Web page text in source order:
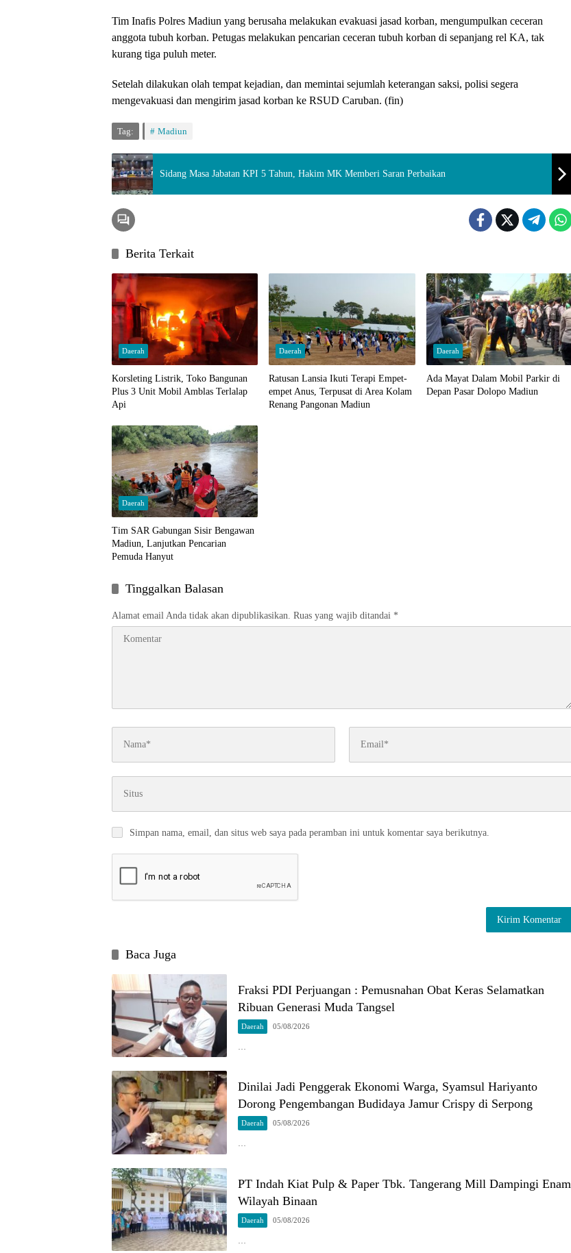
Tim Inafis Polres Madiun yang berusaha melakukan evakuasi jasad korban, mengumpulkan ceceran
anggota tubuh korban. Petugas melakukan pencarian ceceran tubuh korban di sepanjang rel KA, tak
kurang tiga puluh meter.
Setelah dilakukan olah tempat kejadian, dan memintai sejumlah keterangan saksi, polisi segera
mengevakuasi dan mengirim jasad korban ke RSUD Caruban. (fin)
Tag: Madiun
Sidang Masa Jabatan KPI 5 Tahun, Hakim MK Memberi Saran Perbaikan
Berita Terkait
Daerah
Korsleting Listrik, Toko Bangunan
Plus 3 Unit Mobil Amblas Terlalap
Api
Daerah
Ratusan Lansia Ikuti Terapi Empet-
empet Anus, Terpusat di Area Kolam
Renang Pangonan Madiun
Daerah
Ada Mayat Dalam Mobil Parkir di
Depan Pasar Dolopo Madiun
Daerah
Tim SAR Gabungan Sisir Bengawan
Madiun, Lanjutkan Pencarian
Pemuda Hanyut
Tinggalkan Balasan
Alamat email Anda tidak akan dipublikasikan. Ruas yang wajib ditandai *
Simpan nama, email, dan situs web saya pada peramban ini untuk komentar saya berikutnya.
Baca Juga
Fraksi PDI Perjuangan : Pemusnahan Obat Keras Selamatkan
Ribuan Generasi Muda Tangsel
Daerah 05/08/2026
…
Dinilai Jadi Penggerak Ekonomi Warga, Syamsul Hariyanto
Dorong Pengembangan Budidaya Jamur Crispy di Serpong
Daerah 05/08/2026
…
PT Indah Kiat Pulp & Paper Tbk. Tangerang Mill Dampingi Enam
Wilayah Binaan
Daerah 05/08/2026